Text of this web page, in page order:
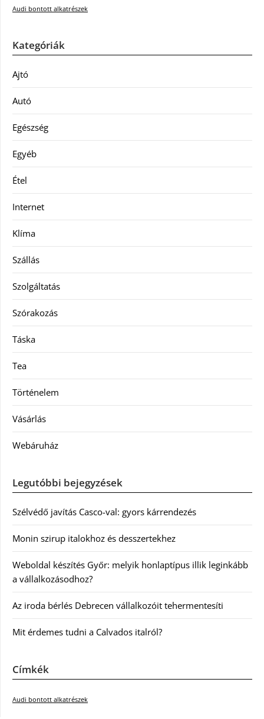
Audi bontott alkatrészek
Kategóriák
Ajtó
Autó
Egészség
Egyéb
Étel
Internet
Klíma
Szállás
Szolgáltatás
Szórakozás
Táska
Tea
Történelem
Vásárlás
Webáruház
Legutóbbi bejegyzések
Szélvédő javítás Casco-val: gyors kárrendezés
Monin szirup italokhoz és desszertekhez
Weboldal készítés Győr: melyik honlaptípus illik leginkább
a vállalkozásodhoz?
Az iroda bérlés Debrecen vállalkozóit tehermentesíti
Mit érdemes tudni a Calvados italról?
Címkék
Audi bontott alkatrészek